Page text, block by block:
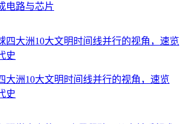
电路与芯片
大洲10大文明时间线并行的视角，速览
史